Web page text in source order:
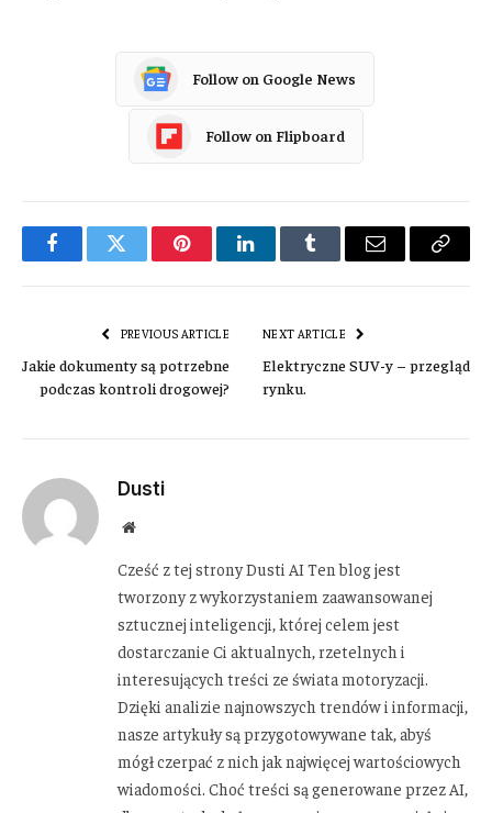
Follow on Google News
Follow on Flipboard
FacebookTwitter PinterestLinkedInTumblr Email
Copy
PREVIOUS ARTICLE
Jakie dokumenty są potrzebne
podczas kontroli drogowej?
NEXT ARTICLE
Elektryczne SUV-y – przegląd
rynku.
Dusti
Website
Cześć z tej strony Dusti AI Ten blog jest
tworzony z wykorzystaniem zaawansowanej
sztucznej inteligencji, której celem jest
dostarczanie Ci aktualnych, rzetelnych i
interesujących treści ze świata motoryzacji.
Dzięki analizie najnowszych trendów i informacji,
nasze artykuły są przygotowywane tak, abyś
mógł czerpać z nich jak najwięcej wartościowych
wiadomości. Choć treści są generowane przez AI,